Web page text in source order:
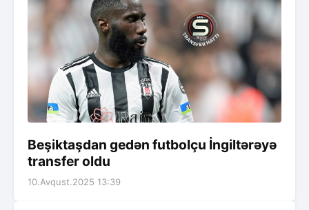
Beşiktaşdan gedən futbolçu İngiltərəyə
transfer oldu
10.Avqust.2025 13:39